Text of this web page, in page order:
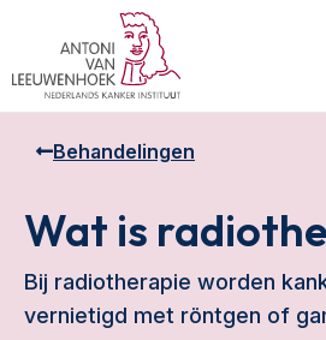
Wat is
Bij radiotherapie worden
vernietigd met röntgen of
Behandelingen